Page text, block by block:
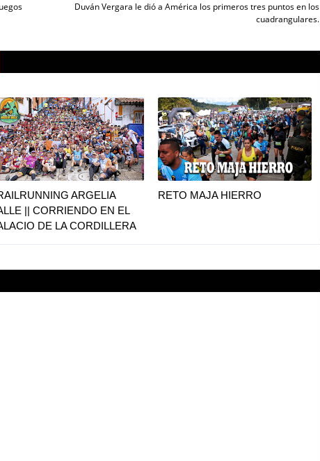
Duván Vergara le dió a América los primeros tres puntos en los
cuadrangulares.
ARGELIA
|| CORRIENDO EN EL
DE LA CORDILLERA
RETO MAJA HIERRO